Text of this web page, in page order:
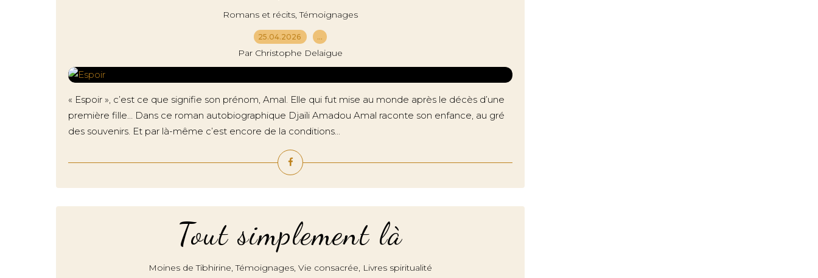
Romans et récits,Témoignages
25.04.2026 …
Par Christophe Delaigue
« Espoir », c’est ce que signifie son prénom, Amal. Elle qui fut mise au monde après le décès d’une
première fille… Dans ce roman autobiographique Djaïli Amadou Amal raconte son enfance, au gré
des souvenirs. Et par là-même c’est encore de la conditions...
Tout simplement là
Moines de Tibhirine,Témoignages, Vie consacrée, Livres spiritualité